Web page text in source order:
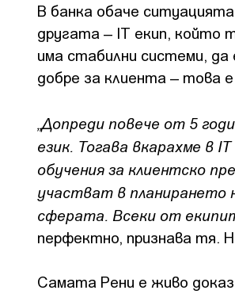
В банка обаче
другата – IT екип, който
има стабилни системи,
добре за клиента – това
„Допреди повече от 5
език. Тогава вкарахме в
обучения за клиентско
участват в планирането
сферата. Всеки от
перфектно, признава тя.
Самата Рени е живо